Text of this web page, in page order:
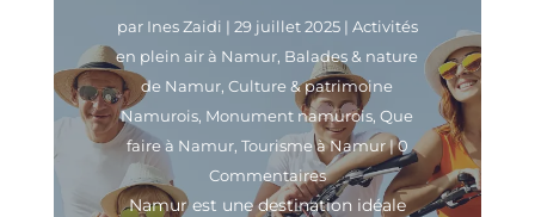
par Ines Zaidi | 29 juillet 2025| Activités
en plein air à Namur, Balades & nature
de Namur,Culture & patrimoine
Namurois, Monument namurois,Que
faire à Namur, Tourisme à Namur| 0
Commentaires
Namur est une destination idéale